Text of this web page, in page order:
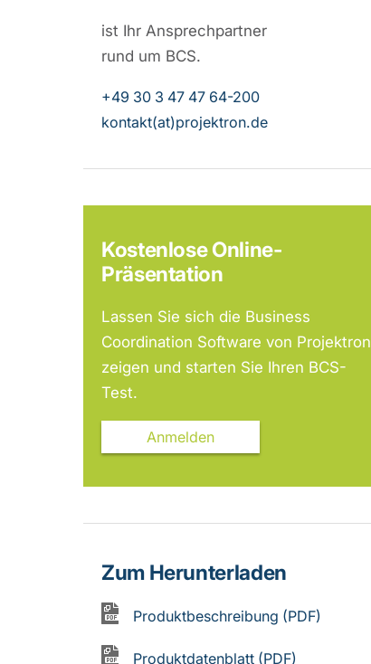
ist Ihr Ansprechpartner
rund um BCS.
+49 30 3 47 47 64-200
kontakt(at)projektron.de
Kostenlose Online-
Präsentation
Lassen Sie sich die Business
Coordination Software von Projektron
zeigen und starten Sie Ihren BCS-
Test.
Anmelden
Zum Herunterladen
Produktbeschreibung (PDF)
Produktdatenblatt (PDF)